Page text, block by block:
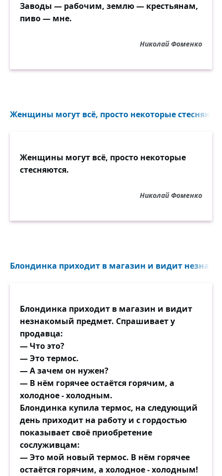
Заводы — рабочим, землю — крестьянам,
пиво — мне.
Николай Фоменко
Женщины могут всё, просто некоторые
Женщины могут всё, просто некоторые
стесняются.
Николай Фоменко
Блондинка приходит в магазин и видит
Блондинка приходит в магазин и видит
незнакомый предмет. Спрашивает у
продавца:
— Что это?
— Это термос.
— А зачем он нужен?
— В нём горячее остаётся горячим, а
холодное - холодным.
Блондинка купила термос, на следующий
день приходит на работу и с гордостью
показывает своё приобретение
сослуживцам:
— Это мой новый термос. В нём горячее
остаётся горячим, а холодное - холодным!